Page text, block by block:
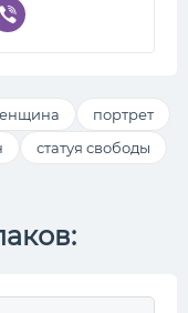
портрет
статуя свободы